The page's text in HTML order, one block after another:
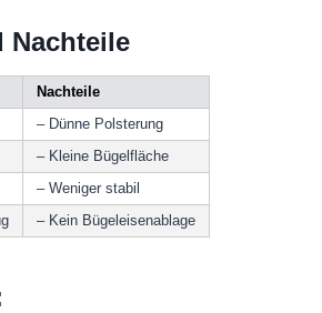
Nachteile
Nachteile
– Dünne Polsterung
– Kleine Bügelfläche
– Weniger stabil
– Kein Bügeleisenablage